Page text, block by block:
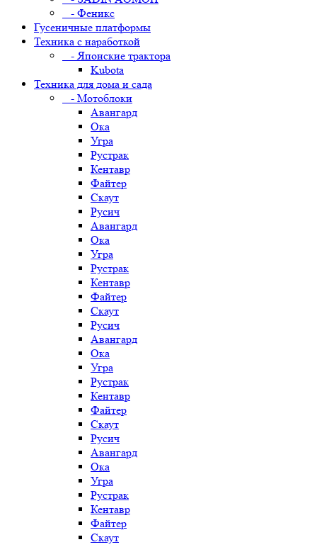
- Феникс
Гусеничные платформы
Техника с наработкой
- Японские трактора
Kubota
Техника для дома и сада
- Мотоблоки
Авангард
Ока
Угра
Рустрак
Кентавр
Файтер
Скаут
Русич
Авангард
Ока
Угра
Рустрак
Кентавр
Файтер
Скаут
Русич
Авангард
Ока
Угра
Рустрак
Кентавр
Файтер
Скаут
Русич
Авангард
Ока
Угра
Рустрак
Кентавр
Файтер
Скаут